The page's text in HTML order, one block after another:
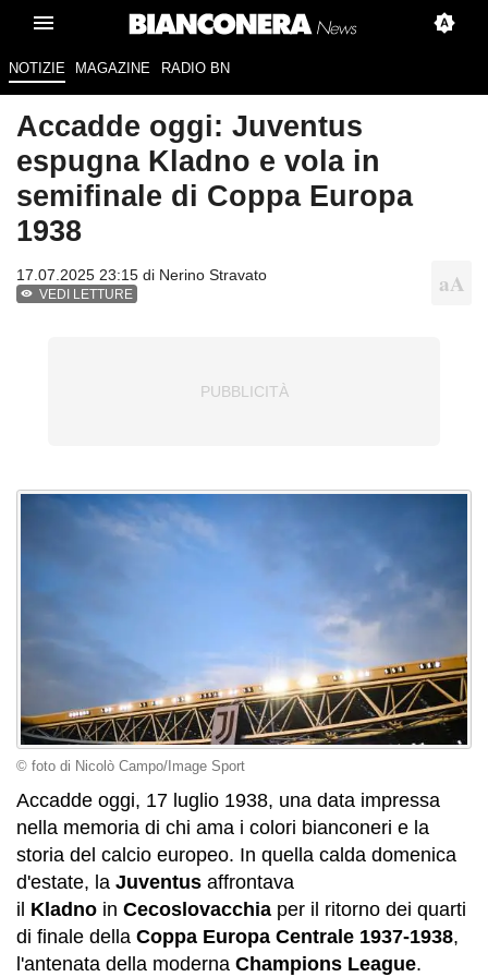
NOTIZIE MAGAZINE RADIO BN
Accadde oggi: Juventus
espugna Kladno e vola in
semifinale di Coppa Europa
1938
17.07.2025 23:15 di Nerino Stravato
VEDI LETTURE
© foto di Nicolò Campo/Image Sport
Accadde oggi, 17 luglio 1938, una data impressa
nella memoria di chi ama i colori bianconeri e la
storia del calcio europeo. In quella calda domenica
d'estate, la Juventus affrontava
il Kladno in Cecoslovacchia per il ritorno dei quarti
di finale della Coppa Europa Centrale 1937-1938,
l'antenata della moderna Champions League.